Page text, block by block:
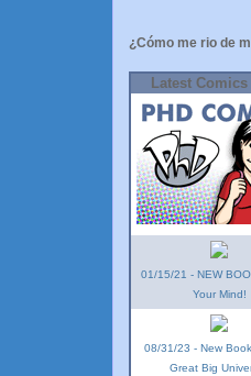
¿Cómo me rio de
Latest
01/15/21 - NEW
Your Mind!
08/31/23 - New
Great Big